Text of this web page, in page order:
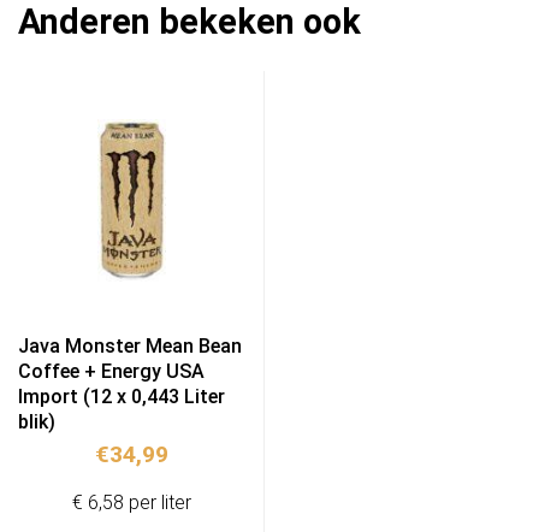
Anderen bekeken ook
Java Monster Mean Bean
Coffee + Energy USA
Import (12 x 0,443 Liter
blik)
€34,99
€ 6,58 per liter